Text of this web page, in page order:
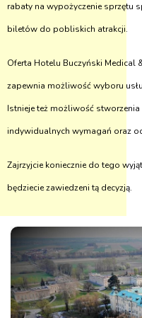
rabaty na wypożyczenie sprzętu
biletów do pobliskich atrakcji.
Oferta Hotelu Buczyński Medical
zapewnia możliwość wyboru
Istnieje też możliwość
indywidualnych wymagań oraz
Zajrzyjcie koniecznie do tego
będziecie zawiedzeni tą decyzją.